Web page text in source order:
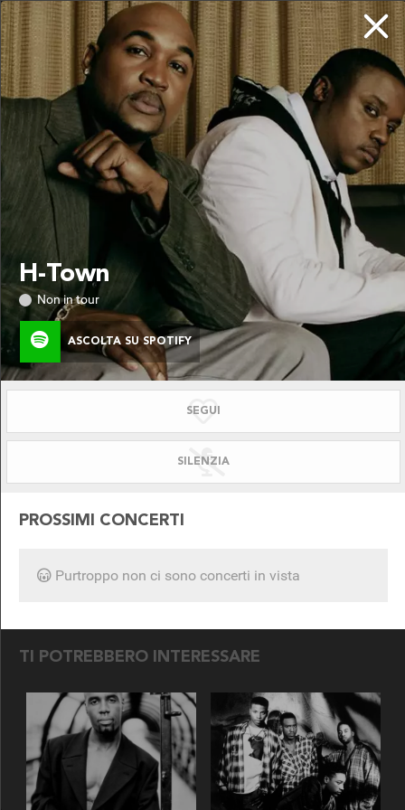
H-Town
Non in tour
ASCOLTA SU SPOTIFY
SEGUITO!
SEGUI
SILENZIA
PROSSIMI CONCERTI
Purtroppo non ci sono concerti in vista
TI POTREBBERO INTERESSARE
DA NON PERDERE
LE ULTIME NOVITÀ
Chi siamo
Privacy
SEGUICI SU